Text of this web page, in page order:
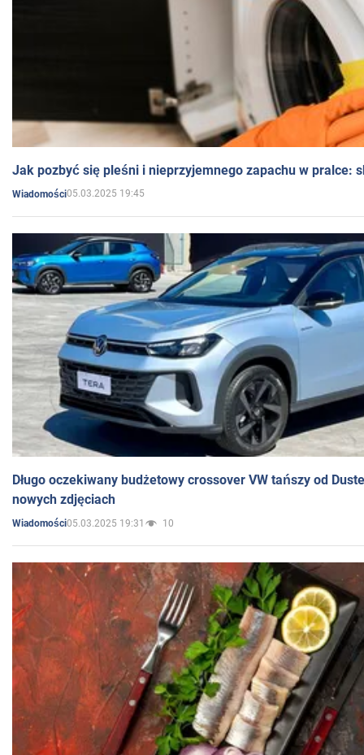
Jak pozbyć się pleśni i nieprzyjemnego zapachu w pralce:
Wiadomości05.03.2025 19:45
Długo oczekiwany budżetowy crossover VW tańszy od
nowych zdjęciach
Wiadomości05.03.2025 19:31 10